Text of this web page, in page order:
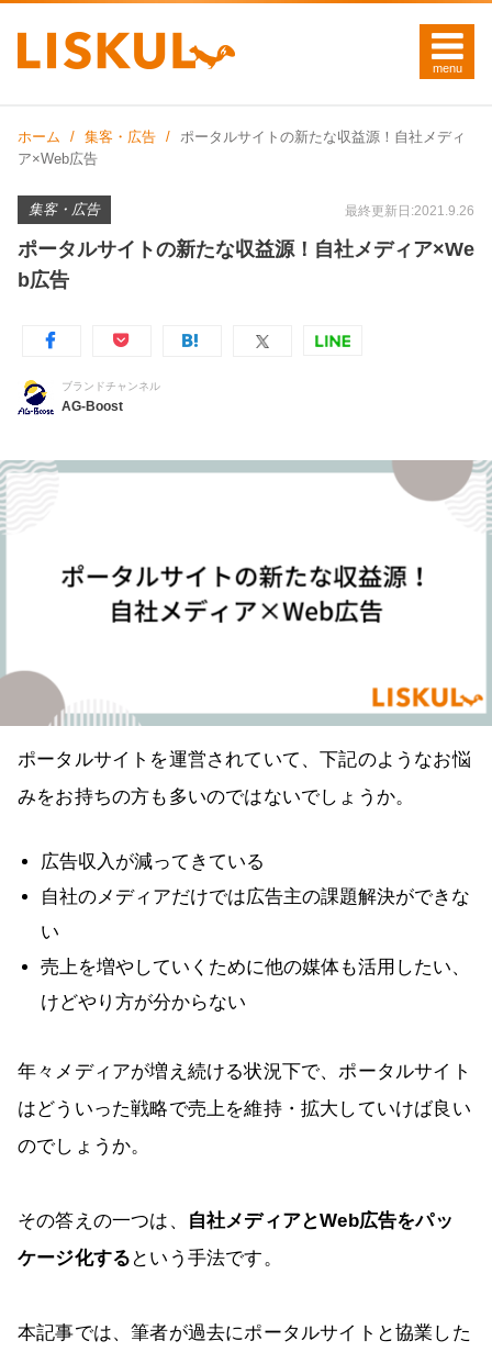
ホーム 集客・広告
ポータルサイトの新たな収益源！自社メディ
ア×Web広告
集客・広告 最終更新日:2021.9.26
ポータルサイトの新たな収益源！自社メディア×We
b広告
ブランドチャンネル
AG-Boost
ポータルサイトを運営されていて、下記のようなお悩
みをお持ちの方も多いのではないでしょうか。
広告収入が減ってきている
自社のメディアだけでは広告主の課題解決ができな
い
売上を増やしていくために他の媒体も活用したい、
けどやり方が分からない
年々メディアが増え続ける状況下で、ポータルサイト
はどういった戦略で売上を維持・拡大していけば良い
のでしょうか。
その答えの一つは、
自社メディアとWeb広告をパッ
ケージ化する という手法です。
本記事では、筆者が過去にポータルサイトと協業した